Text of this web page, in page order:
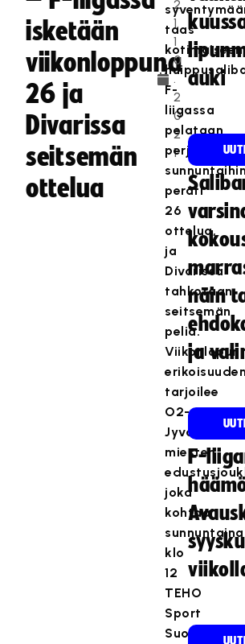
isketään
viikonloppuna
26 ja
Divarissa
seitsemän
ottelua
2
1.
1
0
.
2
0
2
1
taas
kotimaiseen
F-
liigassa
pelataan
perjantaista
peräti
26
ottelua,
ja
Divarissa
tahkotaan
seitsemän
peliä.
Viikonlopun
erikoisuuden
tarjoilee
O2-
Jyväskylän
miesten
joka
kohtaa
sunnuntaina
klo
12
TEHO
Sport
Suomen
auki
näin
ja
F-